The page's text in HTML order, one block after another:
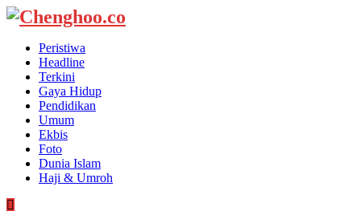
Peristiwa
Headline
Terkini
Gaya Hidup
Pendidikan
Umum
Ekbis
Foto
Dunia Islam
Haji & Umroh